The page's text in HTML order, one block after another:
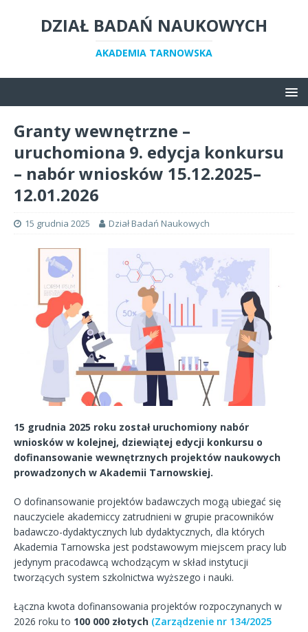
DZIAŁ BADAŃ NAUKOWYCH
AKADEMIA TARNOWSKA
Granty wewnętrzne –
uruchomiona 9. edycja konkursu
– nabór wniosków 15.12.2025–
12.01.2026
15 grudnia 2025 Dział Badań Naukowych
15 grudnia 2025 roku został uruchomiony nabór
wniosków w kolejnej, dziewiątej edycji konkursu o
dofinansowanie wewnętrznych projektów naukowych
prowadzonych w Akademii Tarnowskiej.
O dofinansowanie projektów badawczych mogą ubiegać się
nauczyciele akademiccy zatrudnieni w grupie pracowników
badawczo-dydaktycznych lub dydaktycznych, dla których
Akademia Tarnowska jest podstawowym miejscem pracy lub
jedynym pracodawcą wchodzącym w skład instytucji
tworzących system szkolnictwa wyższego i nauki.
Łączna kwota dofinansowania projektów rozpoczynanych w
2026 roku to 100 000 złotych (Zarządzenie nr 134/2025